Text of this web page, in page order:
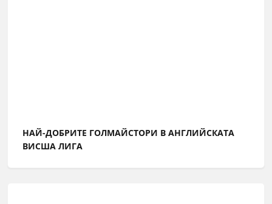
НАЙ-ДОБРИТЕ ГОЛМАЙСТОРИ В АНГЛИЙСКАТА
ВИСША ЛИГА